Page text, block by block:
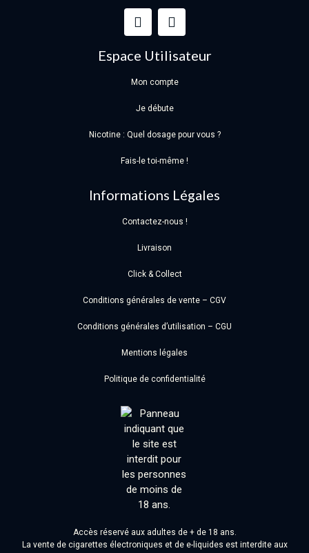
Espace Utilisateur
Mon compte
Je débute
Nicotine : Quel dosage pour vous ?
Fais-le toi-même !
Informations Légales
Contactez-nous !
Livraison
Click & Collect
Conditions générales de vente – CGV
Conditions générales d’utilisation – CGU
Mentions légales
Politique de confidentialité
Accès réservé aux adultes de + de 18 ans.
La vente de cigarettes électroniques et de e-liquides est interdite aux